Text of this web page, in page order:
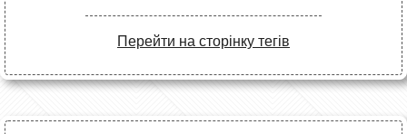
Перейти на сторінку тегів